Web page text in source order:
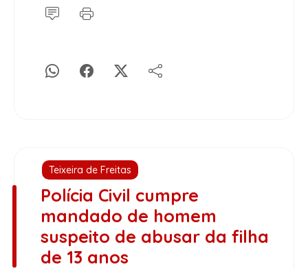
Teixeira de Freitas
Polícia Civil cumpre
mandado de homem
suspeito de abusar da filha
de 13 anos